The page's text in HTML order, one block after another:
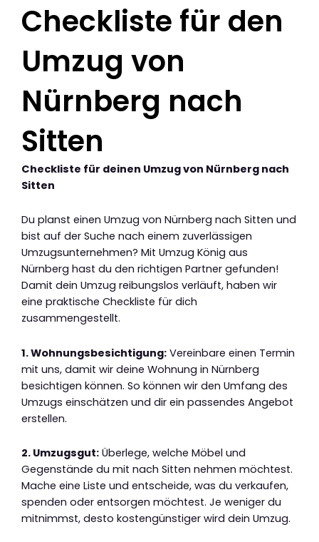
Checkliste für den
Umzug von
Nürnberg nach
Sitten
Checkliste für deinen Umzug von Nürnberg nach
Sitten
Du planst einen Umzug von Nürnberg nach Sitten und
bist auf der Suche nach einem zuverlässigen
Umzugsunternehmen? Mit Umzug König aus
Nürnberg hast du den richtigen Partner gefunden!
Damit dein Umzug reibungslos verläuft, haben wir
eine praktische Checkliste für dich
zusammengestellt.
1. Wohnungsbesichtigung: Vereinbare einen Termin
mit uns, damit wir deine Wohnung in Nürnberg
besichtigen können. So können wir den Umfang des
Umzugs einschätzen und dir ein passendes Angebot
erstellen.
2. Umzugsgut: Überlege, welche Möbel und
Gegenstände du mit nach Sitten nehmen möchtest.
Mache eine Liste und entscheide, was du verkaufen,
spenden oder entsorgen möchtest. Je weniger du
mitnimmst, desto kostengünstiger wird dein Umzug.